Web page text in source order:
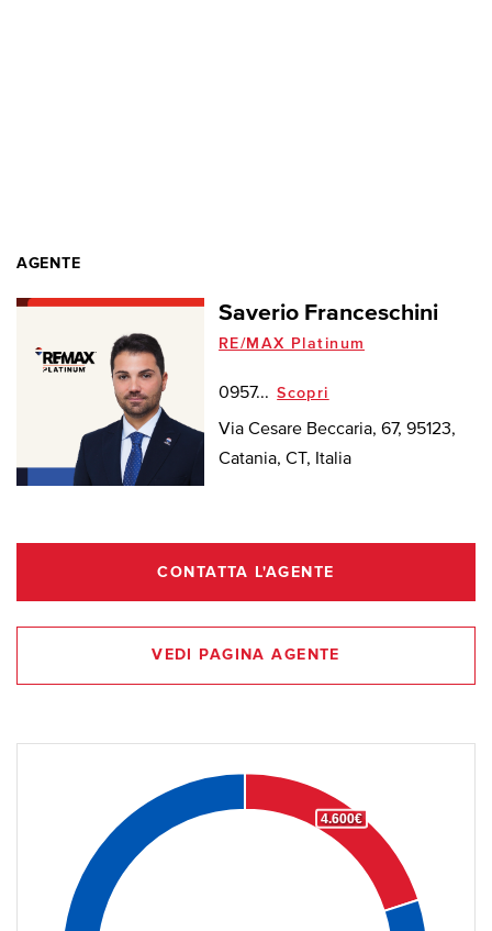
AGENTE
Saverio Franceschini
RE/MAX Platinum
0957... Scopri
Via Cesare Beccaria, 67, 95123,
Catania, CT, Italia
CONTATTA L'AGENTE
VEDI PAGINA AGENTE
4.600€